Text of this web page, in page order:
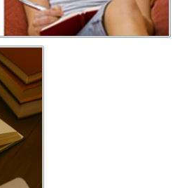
Партнер-север
Пражский
экспресс